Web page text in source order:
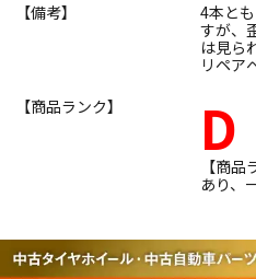
【備考】
4本と
すが、
は見ら
リペア
【商品ランク】
D
【商
あり、